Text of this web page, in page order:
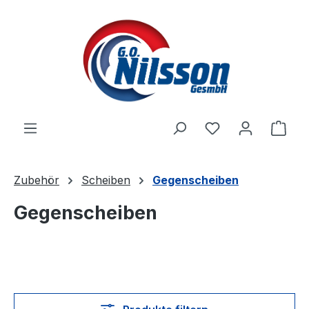
Zum Hauptinhalt springen
Zubehör Scheiben Gegenscheiben
Gegenscheiben